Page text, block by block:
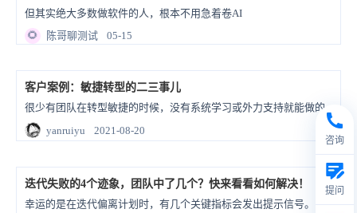
但其实绝大多数做软件的人，根本不用急着卷AI
🌻
陈哥聊测试 05-15
客户案例：敏捷转型的二三事儿
yanruiyu
2021-08-20
迭代失败的4个迹象，团队中了几个？快来看看如何解决！
幸运的是在迭代偏离计划时，有几个关键指标会发出提示信号。
咨询
提问